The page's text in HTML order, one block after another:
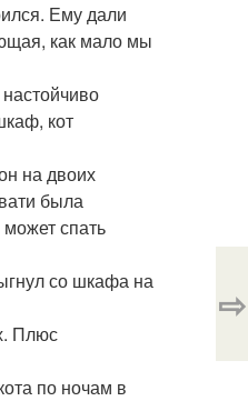
Ему дали
как мало мы
кот
на двоих
была
спать
со шкафа на
Плюс
по ночам в
⇨